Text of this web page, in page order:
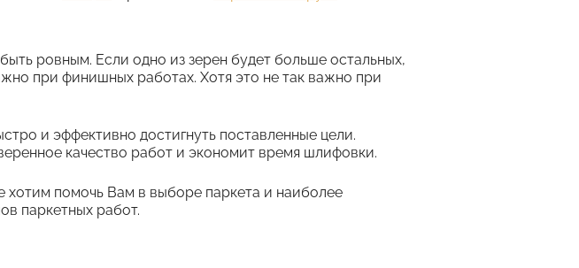
ровным. Если одно из зерен будет больше остальных,
при финишных работах. Хотя это не так важно при
и эффективно достигнуть поставленные цели.
качество работ и экономит время шлифовки.
помочь Вам в выборе паркета и наиболее
паркетных работ.